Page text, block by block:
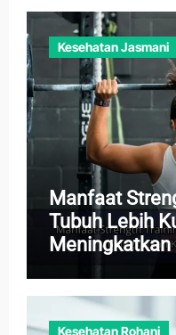
Kesehatan Jasmani
Manfaat
Tubuh Lebih
Daya Tahan
Kesehatan Rohani